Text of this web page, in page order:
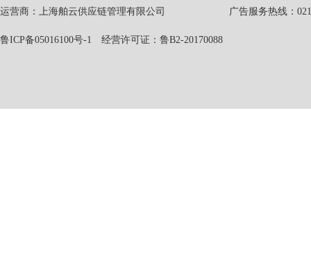
运营商：上海舶云供应链管理有限公司 广告服务热线：021-
鲁ICP备05016100号-1 经营许可证：鲁B2-20170088